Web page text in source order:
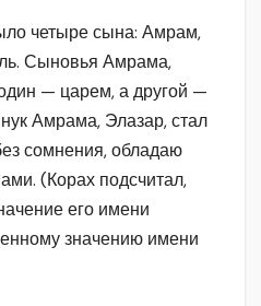
четыре сына: Амрам,
Сыновья Амрама,
— царем, а другой —
Амрама, Элазар, стал
сомнения, обладаю
(Корах подсчитал,
его имени
значению имени